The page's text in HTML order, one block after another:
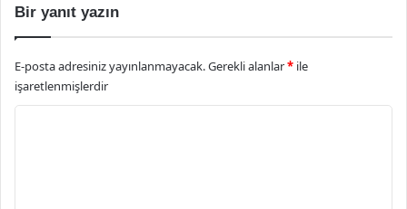
Bir yanıt yazın
E-posta adresiniz yayınlanmayacak.Gerekli alanlar* ile
işaretlenmişlerdir